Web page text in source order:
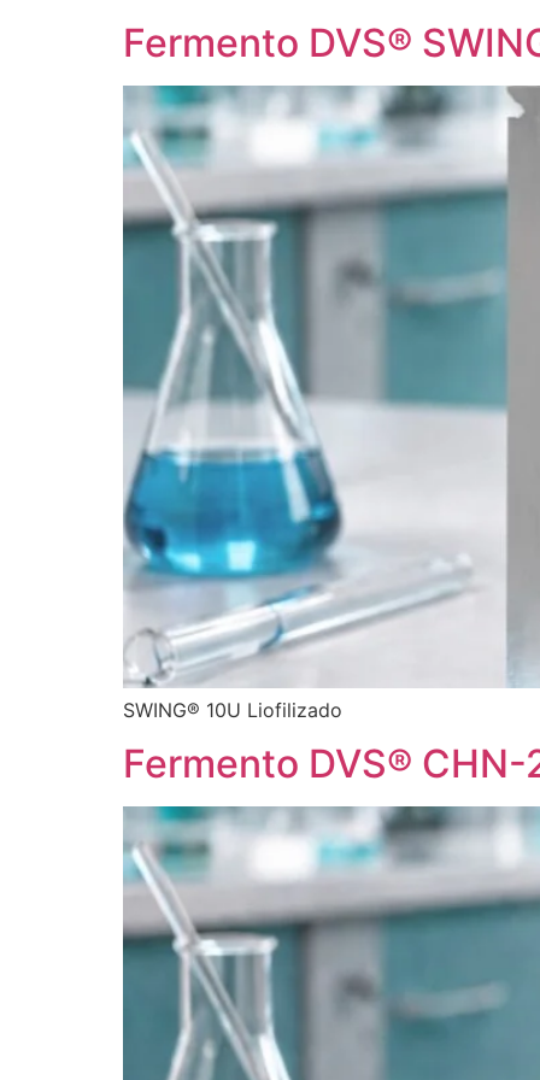
Fermento DVS®
SWING® 10U Liofilizado
Fermento DVS® CHN-